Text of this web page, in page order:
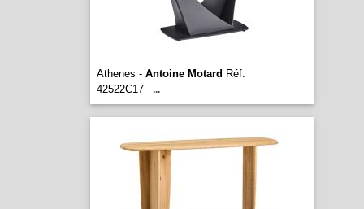
Athenes - Antoine Motard Réf.
42522C17
...